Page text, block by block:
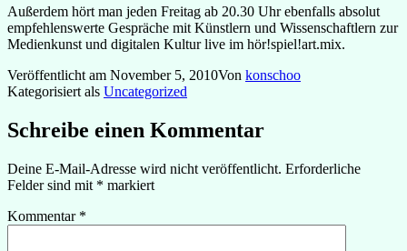
Außerdem hört man jeden Freitag ab 20.30 Uhr ebenfalls absolut
empfehlenswerte Gespräche mit Künstlern und Wissenschaftlern zur
Medienkunst und digitalen Kultur live im hör!spiel!art.mix.
Veröffentlicht am November 5, 2010Von konschoo
Kategorisiert als Uncategorized
Schreibe einen Kommentar
Deine E-Mail-Adresse wird nicht veröffentlicht. Erforderliche
Felder sind mit * markiert
Kommentar *